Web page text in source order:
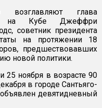
возглавляют глава
на Кубе Джеффри
советник президента
на протяжении 18
предшествовавших
новой политики.
ноября в возрасте 90
в городе Сантьяго-
девятидневный